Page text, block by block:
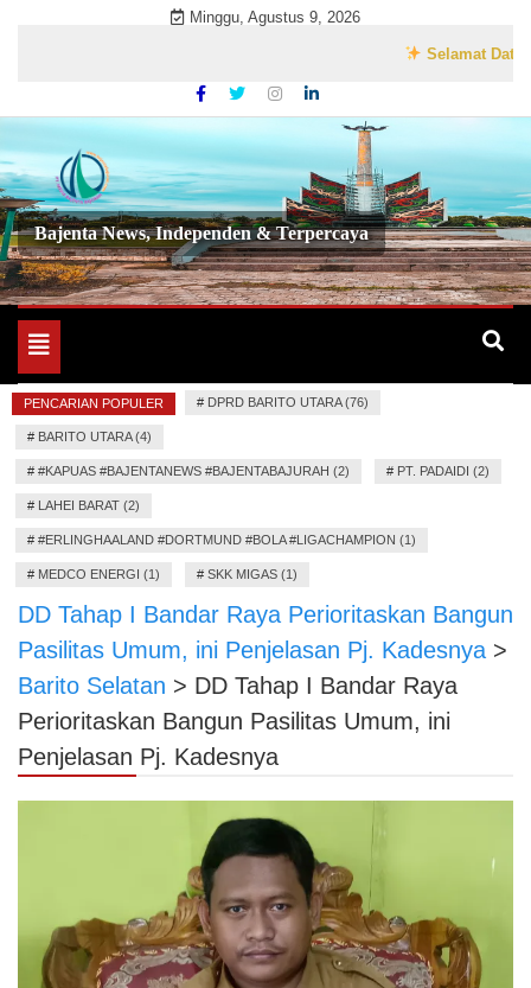
Minggu, Agustus 9, 2026
Selamat Datang di
Bajenta News, Independen & Terpercaya
Toggle
navigation
PENCARIAN POPULER # DPRD BARITO UTARA (76)
# BARITO UTARA (4)
# #KAPUAS #BAJENTANEWS #BAJENTABAJURAH (2) # PT. PADAIDI (2)
# LAHEI BARAT (2)
# #ERLINGHAALAND #DORTMUND #BOLA #LIGACHAMPION (1)
# MEDCO ENERGI (1) # SKK MIGAS (1)
DD Tahap I Bandar Raya Perioritaskan Bangun
Pasilitas Umum, ini Penjelasan Pj. Kadesnya >
Barito Selatan > DD Tahap I Bandar Raya
Perioritaskan Bangun Pasilitas Umum, ini
Penjelasan Pj. Kadesnya